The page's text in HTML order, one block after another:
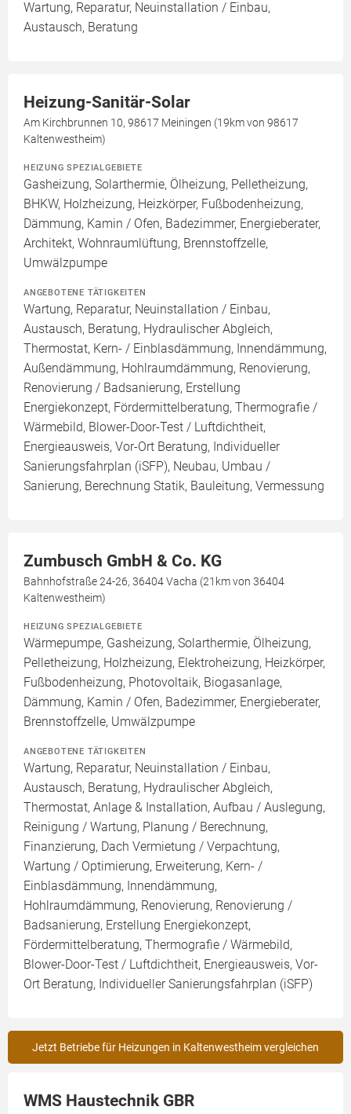
Wartung, Reparatur, Neuinstallation / Einbau,
Austausch, Beratung
Heizung-Sanitär-Solar
Am Kirchbrunnen 10, 98617 Meiningen (19km von 98617
Kaltenwestheim)
HEIZUNG SPEZIALGEBIETE
Gasheizung, Solarthermie, Ölheizung, Pelletheizung,
BHKW, Holzheizung, Heizkörper, Fußbodenheizung,
Dämmung, Kamin / Ofen, Badezimmer, Energieberater,
Architekt, Wohnraumlüftung, Brennstoffzelle,
Umwälzpumpe
ANGEBOTENE TÄTIGKEITEN
Wartung, Reparatur, Neuinstallation / Einbau,
Austausch, Beratung, Hydraulischer Abgleich,
Thermostat, Kern- / Einblasdämmung, Innendämmung,
Außendämmung, Hohlraumdämmung, Renovierung,
Renovierung / Badsanierung, Erstellung
Energiekonzept, Fördermittelberatung, Thermografie /
Wärmebild, Blower-Door-Test / Luftdichtheit,
Energieausweis, Vor-Ort Beratung, Individueller
Sanierungsfahrplan (iSFP), Neubau, Umbau /
Sanierung, Berechnung Statik, Bauleitung, Vermessung
Zumbusch GmbH & Co. KG
Bahnhofstraße 24-26, 36404 Vacha (21km von 36404
Kaltenwestheim)
HEIZUNG SPEZIALGEBIETE
Wärmepumpe, Gasheizung, Solarthermie, Ölheizung,
Pelletheizung, Holzheizung, Elektroheizung, Heizkörper,
Fußbodenheizung, Photovoltaik, Biogasanlage,
Dämmung, Kamin / Ofen, Badezimmer, Energieberater,
Brennstoffzelle, Umwälzpumpe
ANGEBOTENE TÄTIGKEITEN
Wartung, Reparatur, Neuinstallation / Einbau,
Austausch, Beratung, Hydraulischer Abgleich,
Thermostat, Anlage & Installation, Aufbau / Auslegung,
Reinigung / Wartung, Planung / Berechnung,
Finanzierung, Dach Vermietung / Verpachtung,
Wartung / Optimierung, Erweiterung, Kern- /
Einblasdämmung, Innendämmung,
Hohlraumdämmung, Renovierung, Renovierung /
Badsanierung, Erstellung Energiekonzept,
Fördermittelberatung, Thermografie / Wärmebild,
Blower-Door-Test / Luftdichtheit, Energieausweis, Vor-
Ort Beratung, Individueller Sanierungsfahrplan (iSFP)
Jetzt Betriebe für Heizungen in Kaltenwestheim vergleichen
WMS Haustechnik GBR